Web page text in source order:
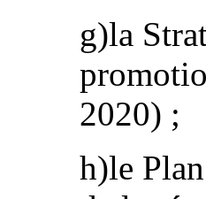
g)la
2020) ;
h)le